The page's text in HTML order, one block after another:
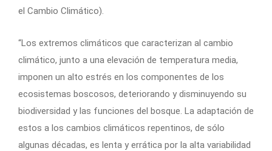
el Cambio Climático).
“Los extremos climáticos que caracterizan al cambio
climático, junto a una elevación de temperatura media,
imponen un alto estrés en los componentes de los
ecosistemas boscosos, deteriorando y disminuyendo su
biodiversidad y las funciones del bosque. La adaptación de
estos a los cambios climáticos repentinos, de sólo
algunas décadas, es lenta y errática por la alta variabilidad